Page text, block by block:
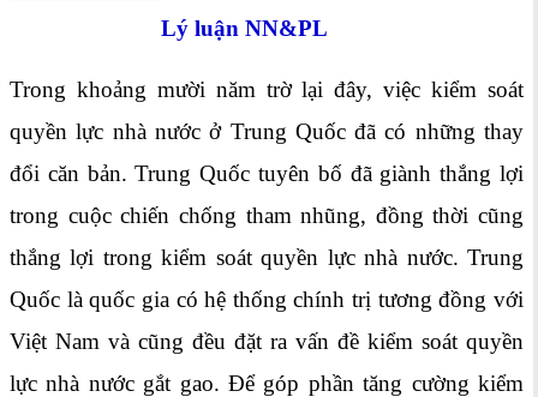
Lý luận NN&PL
Trong khoảng mười năm trờ lại đây, việc kiểm soát
quyền lực nhà nước ở Trung Quốc đã có những thay
đổi căn bản. Trung Quốc tuyên bố đã giành thắng lợi
trong cuộc chiến chống tham nhũng, đồng thời cũng
thắng lợi trong kiểm soát quyền lực nhà nước. Trung
Quốc là quốc gia có hệ thống chính trị tương đồng với
Việt Nam và cũng đều đặt ra vấn đề kiểm soát quyền
lực nhà nước gắt gao. Để góp phần tăng cường kiểm